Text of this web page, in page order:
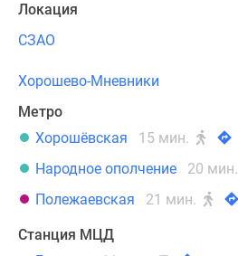
Локация
СЗАО
Хорошево-Мневники
Метро
Хорошёвская
15 мин.
Народное ополчение
20 мин.
Полежаевская
21 мин.
Станция МЦД